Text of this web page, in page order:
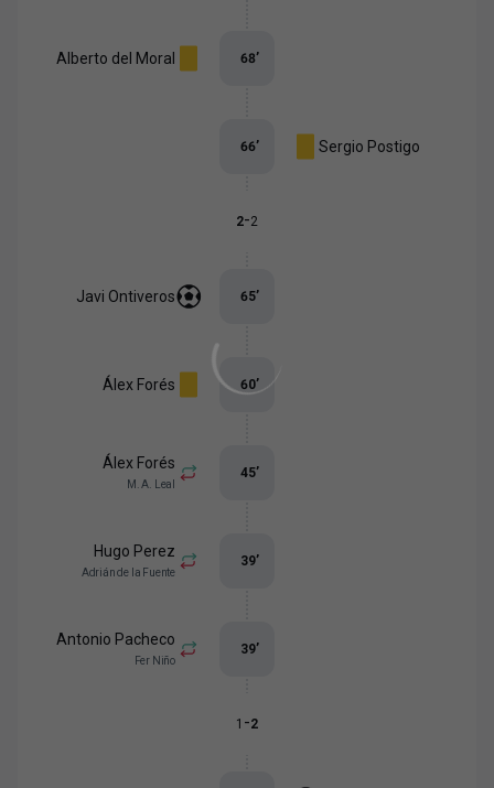
Alberto del Moral 68’
Sergio Postigo
66’
2-2
Javi Ontiveros 65’
Álex Forés 60’
Álex Forés
M. A. Leal
45’
Hugo Perez
Adrián de la Fuente
39’
Antonio Pacheco
Fer Niño
39’
1 -2